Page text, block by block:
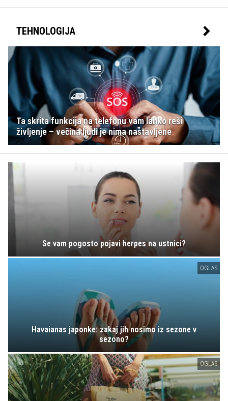
TEHNOLOGIJA
Ta skrita funkcija na telefonu vam lahko reši
življenje – večina ljudi je nima nastavljene
Se vam pogosto pojavi herpes na ustnici?
OGLAS
Havaianas japonke: zakaj jih nosimo iz sezone v
sezono?
OGLAS